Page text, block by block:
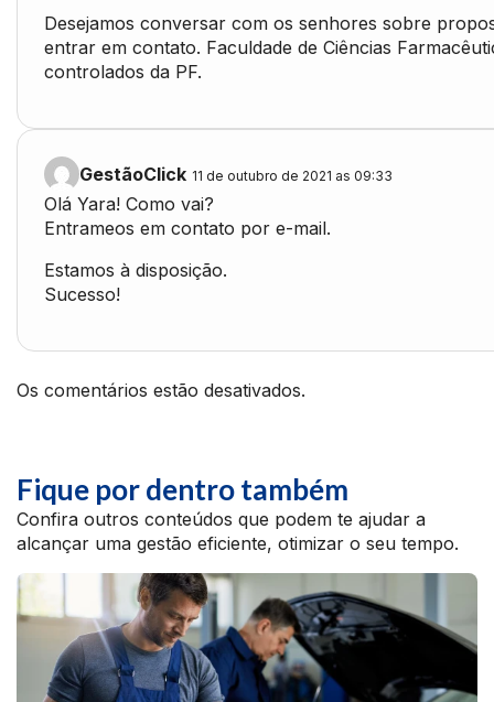
Desejamos conversar com os senhores sobre
entrar em contato. Faculdade de Ciências
controlados da PF.
GestãoClick 11 de outubro de 2021 as 09:33
Olá Yara! Como vai?
Entrameos em contato por e-mail.
Estamos à disposição.
Sucesso!
Os comentários estão desativados.
Fique por dentro também
Confira outros conteúdos que podem te ajudar a
alcançar uma gestão eficiente, otimizar o seu tempo.